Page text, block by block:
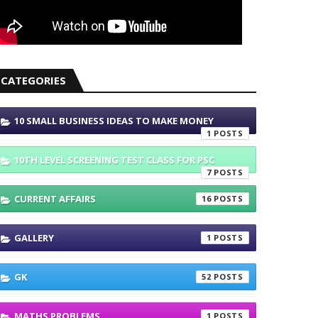
CATEGORIES
10 SMALL BUSINESS IDEAS TO MAKE MONEY
1
10TH LEVEL SCREENING TEST CLASS FOR PSC
7
CURRENT AFFAIRS 16
GALLERY 1
GK 52
1